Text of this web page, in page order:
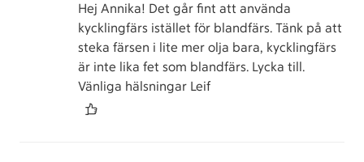
Hej Annika! Det går fint att använda
kycklingfärs istället för blandfärs. Tänk på att
steka färsen i lite mer olja bara, kycklingfärs
är inte lika fet som blandfärs. Lycka till.
Vänliga hälsningar Leif